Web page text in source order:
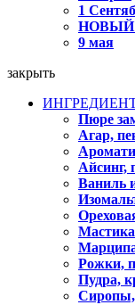
1
НОВЫЙ
9 мая
закрыть
Пюре
Агар,
Айсинг,
Ваниль
Рожки,
Пудра,
Сиропы,